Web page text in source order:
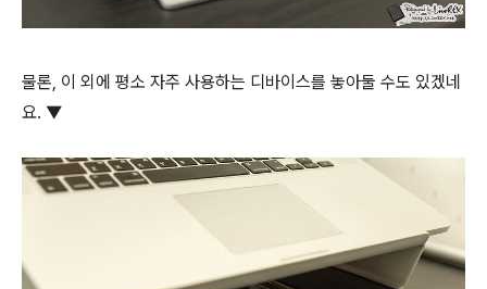
물론, 이 외에 평소 자주 사용하는 디바이스를 놓아둘 수도 있겠네
요. ▼